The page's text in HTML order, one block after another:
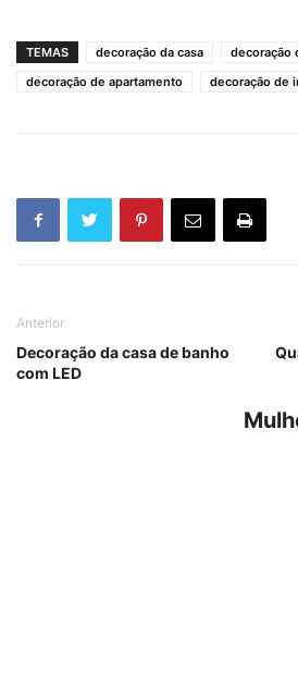
TEMAS decoração da casa
decoração
decoração de apartamento
decoração de
Anterior
Decoração da casa de banho
com LED